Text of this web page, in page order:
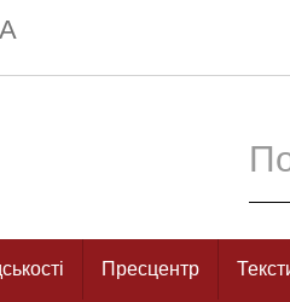
A
Пресцентр